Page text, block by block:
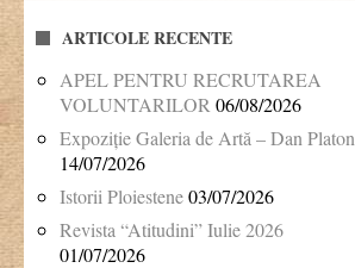
ARTICOLE RECENTE
APEL PENTRU RECRUTAREA
VOLUNTARILOR 06/08/2026
Expoziție Galeria de Artă – Dan Platon
14/07/2026
Istorii Ploiestene03/07/2026
Revista “Atitudini” Iulie 2026
01/07/2026